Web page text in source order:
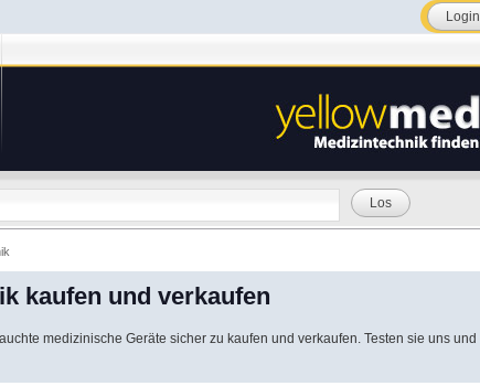
Login
Los
kaufen und verkaufen
medizinische Geräte sicher zu kaufen und verkaufen. Testen sie uns und